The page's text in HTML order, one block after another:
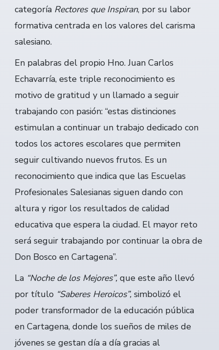
categoría Rectores que Inspiran, por su labor
formativa centrada en los valores del carisma
salesiano.
En palabras del propio Hno. Juan Carlos
Echavarría, este triple reconocimiento es
motivo de gratitud y un llamado a seguir
trabajando con pasión: “estas distinciones
estimulan a continuar un trabajo dedicado con
todos los actores escolares que permiten
seguir cultivando nuevos frutos. Es un
reconocimiento que indica que las Escuelas
Profesionales Salesianas siguen dando con
altura y rigor los resultados de calidad
educativa que espera la ciudad. El mayor reto
será seguir trabajando por continuar la obra de
Don Bosco en Cartagena”.
La“Noche de los Mejores”,que este año llevó
por título “Saberes Heroicos”,simbolizó el
poder transformador de la educación pública
en Cartagena, donde los sueños de miles de
jóvenes se gestan día a día gracias al